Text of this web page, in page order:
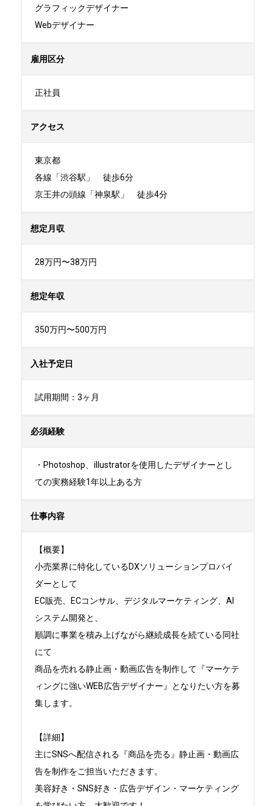
グラフィックデザイナー
Webデザイナー
雇用区分
正社員
アクセス
東京都
各線「渋谷駅」　徒歩6分
京王井の頭線「神泉駅」　徒歩4分
想定月収
28万円〜38万円
想定年収
350万円〜500万円
入社予定日
試用期間：3ヶ月
必須経験
・Photoshop、illustratorを使用したデザイナーとし
ての実務経験1年以上ある方
仕事内容
【概要】
小売業界に特化しているDXソリューションプロバイ
ダーとして
EC販売、ECコンサル、デジタルマーケティング、AI
システム開発と、
順調に事業を積み上げながら継続成長を続ている同社
にて
商品を売れる静止画・動画広告を制作して『マーケテ
ィングに強いWEB広告デザイナー』となりたい方を募
集します。
【詳細】
主にSNSへ配信される『商品を売る』静止画・動画広
告を制作をご担当いただきます。
美容好き・SNS好き・広告デザイン・マーケティング